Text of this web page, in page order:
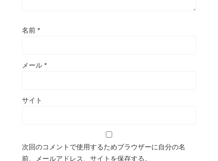
名前 *
メール *
サイト
次回のコメントで使用するためブラウザーに自分の名
前、メールアドレス、サイトを保存する。